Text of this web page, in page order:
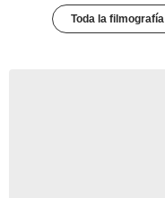
Toda la filmografía